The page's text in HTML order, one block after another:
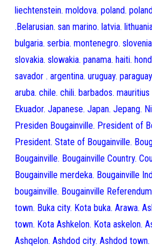
liechtenstein. moldova. poland.
.Belarusian. san marino. latvia.
bulgaria. serbia. montenegro.
slovakia. slowakia. panama. haiti.
savador . argentina. uruguay.
aruba. chile. chili. barbados. mauritius
Ekuador. Japanese. Japan. Jepang.
Presiden Bougainville. President of
President. State of Bougainville.
Bougainville. Bougainville Country.
Bougainville merdeka. Bougainville
bougainville. Bougainville
town. Buka city. Kota buka. Arawa.
town. Kota Ashkelon. Kota askelon.
Ashqelon. Ashdod city. Ashdod